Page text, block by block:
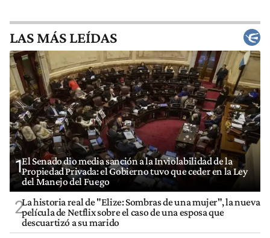
LAS MÁS LEÍDAS
1El Senado dio media sanción a la Inviolabilidad de la
Propiedad Privada: el Gobierno tuvo que ceder en la Ley
del Manejo del Fuego
2La historia real de "Elize: Sombras de una mujer", la nueva
película de Netflix sobre el caso de una esposa que
descuartizó a su marido